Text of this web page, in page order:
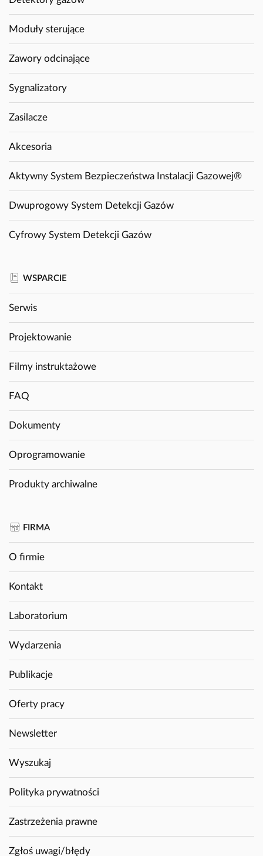
Moduły sterujące
Zawory odcinające
Sygnalizatory
Zasilacze
Akcesoria
Aktywny System Bezpieczeństwa Instalacji Gazowej®
Dwuprogowy System Detekcji Gazów
Cyfrowy System Detekcji Gazów
WSPARCIE
Serwis
Projektowanie
Filmy instruktażowe
FAQ
Dokumenty
Oprogramowanie
Produkty archiwalne
FIRMA
O firmie
Kontakt
Laboratorium
Wydarzenia
Publikacje
Oferty pracy
Newsletter
Wyszukaj
Polityka prywatności
Zastrzeżenia prawne
Zgłoś uwagi/błędy